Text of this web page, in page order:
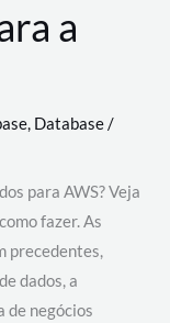
a
, Database/
para AWS? Veja
fazer. As
precedentes,
dados, a
de negócios